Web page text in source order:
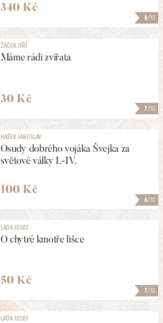
8/10
340 Kč
7/10
ŽÁČEK JIŘÍ
Máme rádi zvířata
30 Kč
6/10
HAŠEK JAROSLAV
Osudy dobrého vojáka Švejka za
světové války I.-IV.
100 Kč
7/10
LADA JOSEF
O chytré kmotře lišce
50 Kč
LADA JOSEF